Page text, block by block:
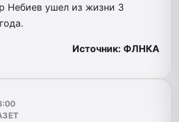
Небиев ушел из жизни 3
Источник: ФЛНКА